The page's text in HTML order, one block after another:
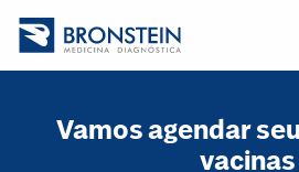
Vamos agendar
vacinas